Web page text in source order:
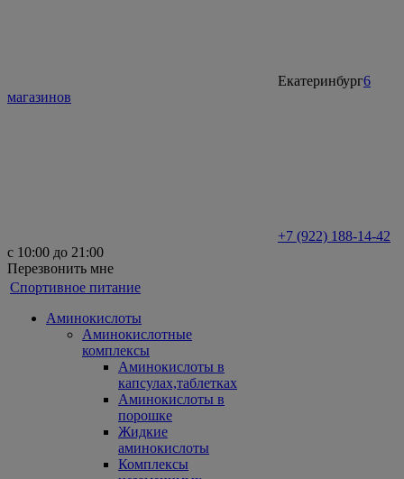
Екатеринбург6
магазинов
+7 (922) 188-14-42
с 10:00 до 21:00
Перезвонить мне
Спортивное питание
Аминокислоты
Аминокислотные
комплексы
Аминокислоты в
капсулах,таблетках
Аминокислоты в
порошке
Жидкие
аминокислоты
Комплексы